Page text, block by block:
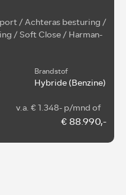
/ Achteras besturing /
/ Soft Close / Harman-
Brandstof
Hybride (Benzine)
v.a. € 1.348- p/mnd of
€ 88.990,-